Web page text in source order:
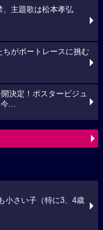
、主題歌は松本孝弘
がボートレースに挑む
決定！ポスタービジュ
...
小さい子（特に3、4歳